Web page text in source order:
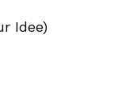
Idee)